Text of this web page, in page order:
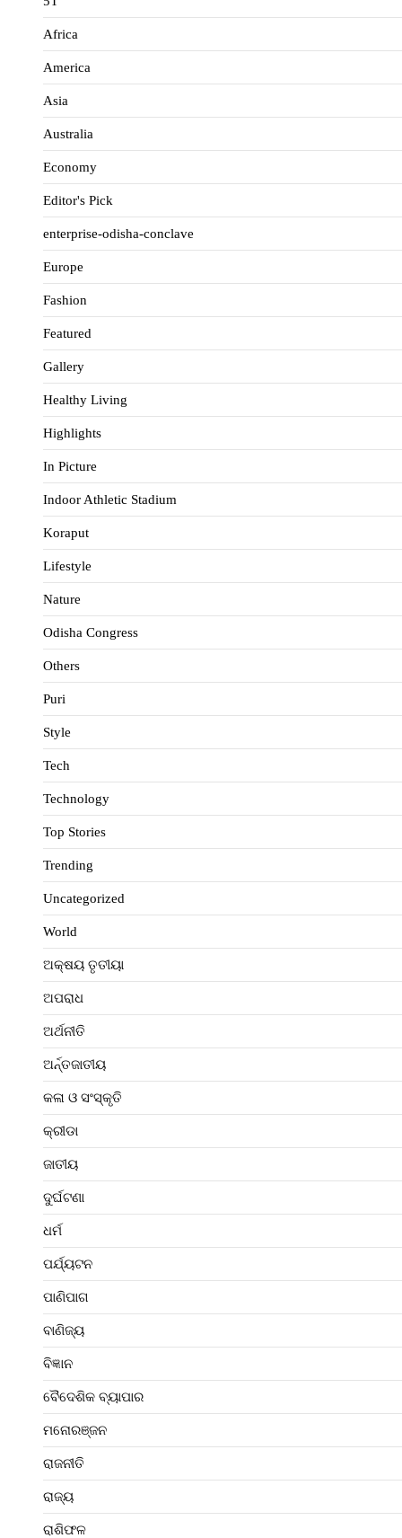
Africa
America
Asia
Australia
Economy
Editor's Pick
enterprise-odisha-conclave
Europe
Fashion
Featured
Gallery
Healthy Living
Highlights
In Picture
Indoor Athletic Stadium
Koraput
Lifestyle
Nature
Odisha Congress
Others
Puri
Style
Tech
Technology
Top Stories
Trending
Uncategorized
World
ଅକ୍ଷୟ ତୃତୀୟା
ଅପରାଧ
ଅର୍ଥନୀତି
ଅର୍ନ୍ତଜାତୀୟ
କଳା ଓ ସଂସ୍କୃତି
କ୍ରୀଡା
ଜାତୀୟ
ଦୁର୍ଘଟଣା
ଧର୍ମ
ପର୍ଯ୍ୟଟନ
ପାଣିପାଗ
ବାଣିଜ୍ୟ
ବିଜ୍ଞାନ
ବୈଦେଶିକ ବ୍ୟାପାର
ମନୋରଞ୍ଜନ
ରାଜନୀତି
ରାଜ୍ୟ
ରାଶିଫଳ